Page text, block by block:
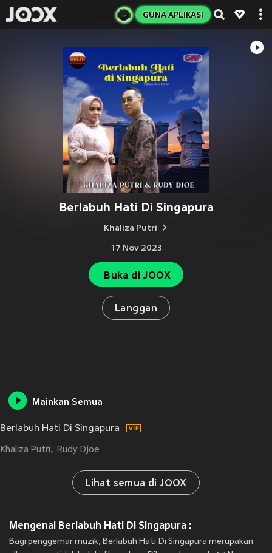
GUNA APLIKASI
Berlabuh Hati Di Singapura
Khaliza Putri
17 Nov 2023
Buka di JOOX
Langgan
Mainkan Semua
Berlabuh Hati Di Singapura
Khaliza Putri Rudy Djoe
Lihat semua di JOOX
Mengenai Berlabuh Hati Di Singapura :
Bagi penggemar muzik, Berlabuh Hati Di Singapura merupakan